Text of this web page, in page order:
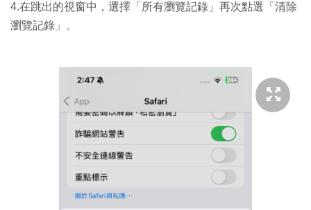
4.在跳出的視窗中，選擇「所有瀏覽記錄」再次點選「清除
瀏覽記錄」。